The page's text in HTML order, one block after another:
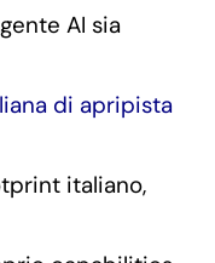
AI sia
di apripista
italiano,